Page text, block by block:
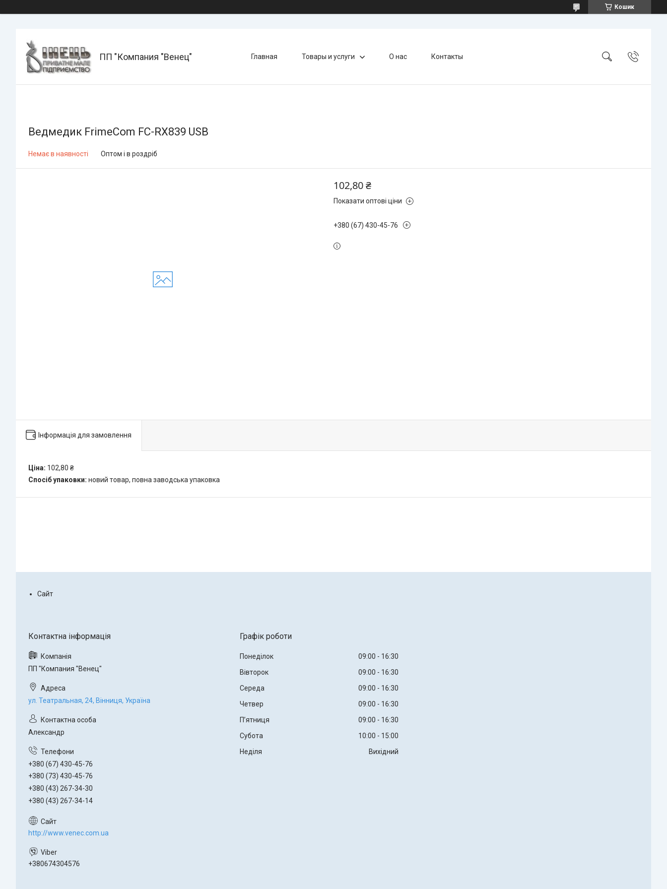
Кошик
ПП "Компания "Венец" Главная Товары и услуги О нас Контакты
Ведмедик FrimeCom FC-RX839 USB
Немає в наявності Оптом і в роздріб
102,80 ₴
Показати оптові ціни
+380 (67) 430-45-76
Інформація для замовлення
Ціна: 102,80 ₴
Спосіб упаковки: новий товар, повна заводська упаковка
Сайт
ПП "Компания "Венец"
ул. Театральная, 24, Вінниця, Україна
Александр
+380 (67) 430-45-76
+380 (73) 430-45-76
+380 (43) 267-34-30
+380 (43) 267-34-14
http://www.venec.com.ua
+380674304576
Графік роботи
Понеділок 09:00
16:30
Вівторок
09:00
16:30
Середа
09:00
16:30
Четвер
09:00
16:30
Пʼятниця
09:00
16:30
Субота
10:00
15:00
Неділя
Вихідний